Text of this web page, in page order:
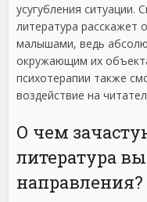
усугубления ситуации.
литература расскажет
малышами, ведь
окружающим их
психотерапии также
воздействие на
О чем
литература
направления?